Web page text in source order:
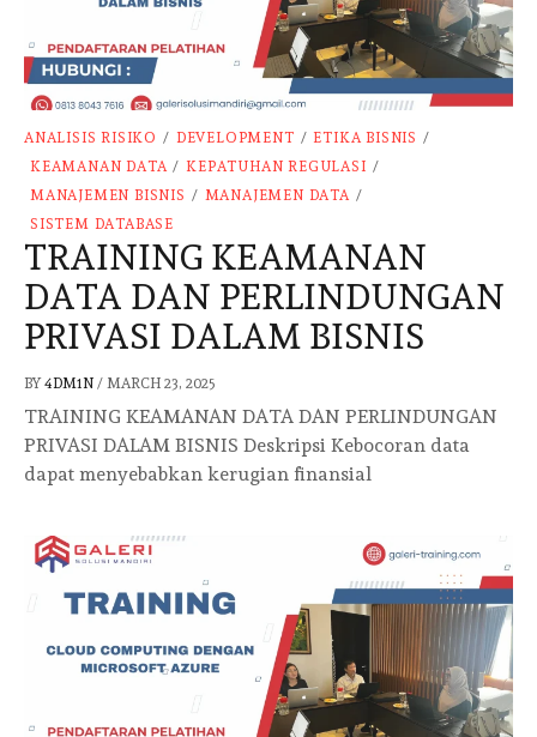
ANALISIS RISIKO / DEVELOPMENT / ETIKA BISNIS /
KEAMANAN DATA / KEPATUHAN REGULASI /
MANAJEMEN BISNIS / MANAJEMEN DATA /
SISTEM DATABASE
TRAINING KEAMANAN
DATA DAN PERLINDUNGAN
PRIVASI DALAM BISNIS
BY 4DM1N / MARCH 23, 2025
TRAINING KEAMANAN DATA DAN PERLINDUNGAN
PRIVASI DALAM BISNIS Deskripsi Kebocoran data
dapat menyebabkan kerugian finansial